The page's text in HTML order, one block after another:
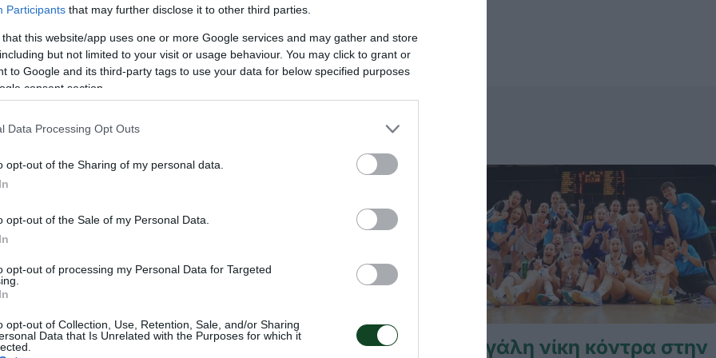
Participants that may further disclose it to other third parties.
that this website/app uses one or more Google services and may gather and store
but not limited to your visit or usage behaviour. You may click to grant or
to Google and its third-party tags to use your data for below specified purposes
consent section.
Data Processing Opt Outs
opt-out of the Sharing of my personal data.
opt-out of the Sale of my Personal Data.
opt-out of processing my Personal Data for Targeted
opt-out of Collection, Use, Retention, Sale, and/or Sharing
Data that Is Unrelated with the Purposes for which it
της Allwyn
Η κλήρωση της
Μεγάλη νίκη κόντρα στην